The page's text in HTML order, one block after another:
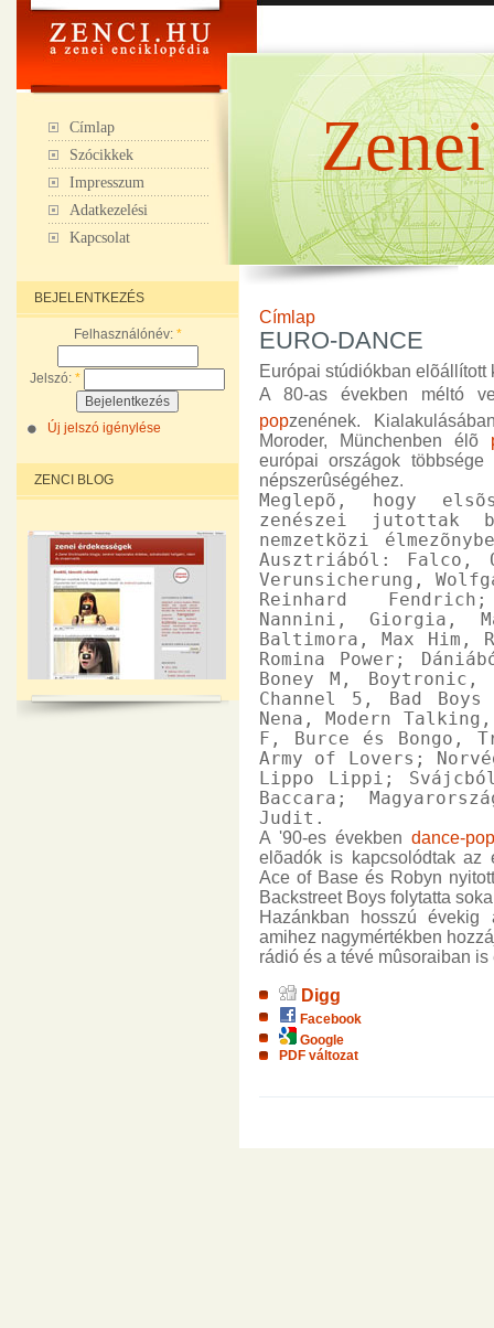
Címlap
Szócikkek
Impresszum
Adatkezelési
Kapcsolat
BEJELENTKEZÉS
Felhasználónév: *
Jelszó: *
Új jelszó igénylése
ZENCI BLOG
Címlap
EURO-DANCE
Európai stúdiókban elõállított
A 80-as években méltó
popzenének.
Moroder, Münchenben élõ
európai országok
népszerûségéhez.
Meglepõ, hogy
zenészei jutottak
nemzetközi
Ausztriából: Falco,
Verunsicherung,
Reinhard
Nannini, Giorgia,
Baltimora, Max Him,
Romina Power;
Boney M,
Channel 5, Bad
Nena, Modern
F, Burce és Bongo,
Army of Lovers;
Lippo Lippi;
Baccara;
Judit.
A '90-es években dance-pop
elõadók is kapcsolódtak az
Ace of Base és Robyn
Backstreet Boys folytatta
Hazánkban hosszú
amihez nagymértékben
rádió és a tévé mûsoraiban
Digg
Facebook
Google
PDF változat